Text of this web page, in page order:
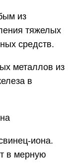
из
тяжелых
средств.
металлов из
в
иона.
в мерную